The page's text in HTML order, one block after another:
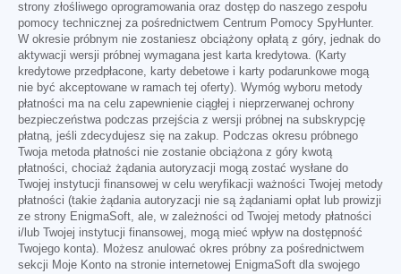
strony złośliwego oprogramowania oraz dostęp do naszego zespołu
pomocy technicznej za pośrednictwem Centrum Pomocy SpyHunter.
W okresie próbnym nie zostaniesz obciążony opłatą z góry, jednak do
aktywacji wersji próbnej wymagana jest karta kredytowa. (Karty
kredytowe przedpłacone, karty debetowe i karty podarunkowe mogą
nie być akceptowane w ramach tej oferty). Wymóg wyboru metody
płatności ma na celu zapewnienie ciągłej i nieprzerwanej ochrony
bezpieczeństwa podczas przejścia z wersji próbnej na subskrypcję
płatną, jeśli zdecydujesz się na zakup. Podczas okresu próbnego
Twoja metoda płatności nie zostanie obciążona z góry kwotą
płatności, chociaż żądania autoryzacji mogą zostać wysłane do
Twojej instytucji finansowej w celu weryfikacji ważności Twojej metody
płatności (takie żądania autoryzacji nie są żądaniami opłat lub prowizji
ze strony EnigmaSoft, ale, w zależności od Twojej metody płatności
i/lub Twojej instytucji finansowej, mogą mieć wpływ na dostępność
Twojego konta). Możesz anulować okres próbny za pośrednictwem
sekcji Moje Konto na stronie internetowej EnigmaSoft dla swojego